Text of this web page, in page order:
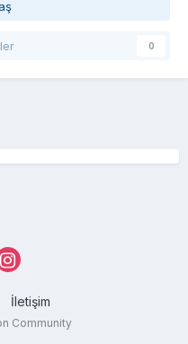
0
İletişim
Community